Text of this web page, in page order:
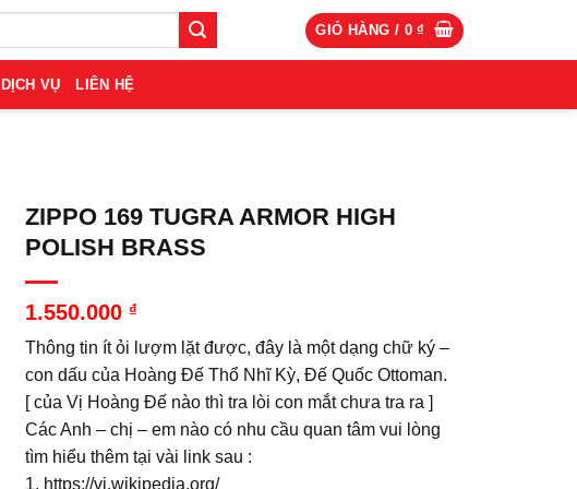
GIỎ HÀNG / 0₫
DỊCH VỤ LIÊN HỆ
ZIPPO 169 TUGRA ARMOR HIGH
POLISH BRASS
1.550.000 ₫
Thông tin ít ỏi lượm lặt được, đây là một dạng chữ ký –
con dấu của Hoàng Đế Thổ Nhĩ Kỳ, Đế Quốc Ottoman.
[ của Vị Hoàng Đế nào thì tra lòi con mắt chưa tra ra ]
Các Anh – chị – em nào có nhu cầu quan tâm vui lòng
tìm hiểu thêm tại vài link sau :
1. https://vi.wikipedia.org/